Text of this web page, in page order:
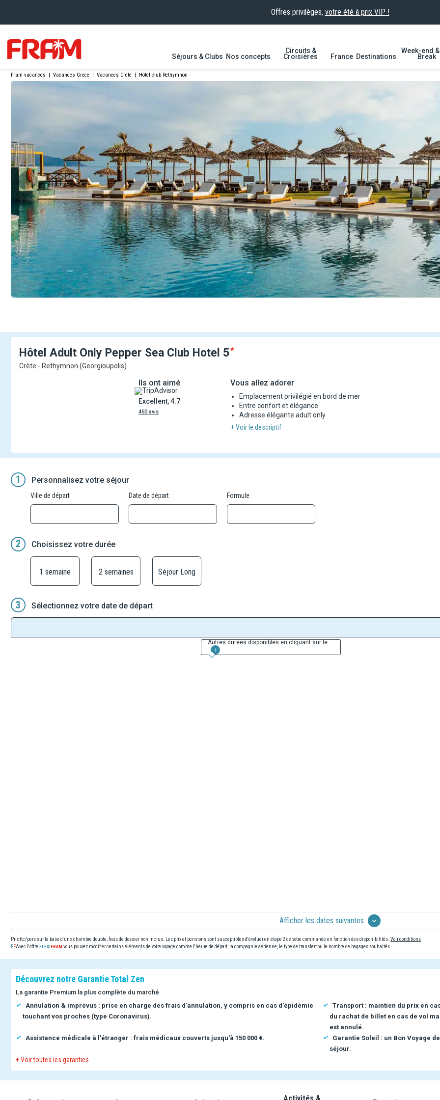
Offres privilèges, votre été à prix VIP !
Séjours & Clubs Nos concepts
Circuits &
Croisières France Destinations
Week-end
Break
Fram vacances | Vacances Grece | Vacances Crète | Hôtel club Rethymnon
Hôtel Adult Only Pepper Sea Club Hotel 5
Crète - Rethymnon (Georgioupolis)
Ils ont aimé
Excellent, 4.7
450 avis
Vous allez adorer
Emplacement privilégié en bord de mer
Entre confort et élégance
Adresse élégante adult only
+ Voir le descriptif
1 Personnalisez votre séjour
Ville de départ Date de départ Formule
2 Choisissez votre durée
1 semaine 2 semaines Séjour Long
3 Sélectionnez votre date de départ
Autres durées disponibles en cliquant sur le
+
Afficher les dates suivantes
Prix ttc/pers sur la base d'une chambre double, frais de dossier non inclus. Les prix et pensions sont susceptibles d'évoluer en étape 2 de votre commande en fonction des disponibilités. Voir conditions
Avec l'offre
vous pouvez modifier certains éléments de votre voyage comme l'heure de départ, la compagnie aérienne, le type de transfert ou le nombre de bagages souhaités.
Découvrez notre Garantie Total Zen
La garantie Premium la plus complète du marché.
Annulation & imprévus : prise en charge des frais d'annulation, y compris en cas d'épidémie
touchant vos proches (type Coronavirus).
Transport : maintien du prix en
du rachat de billet en cas de vol
est annulé.
Assistance médicale à l'étranger : frais médicaux couverts jusqu'à 150 000 €.
Garantie Soleil : un Bon Voyage
séjour.
+ Voir toutes les garanties
Activités &